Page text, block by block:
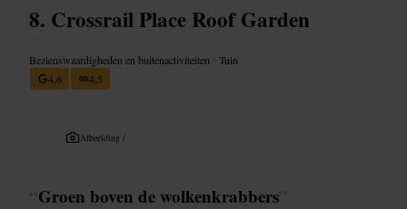
Crossrail Place Roof Garden
Bezienswaardigheden en buitenactiviteiten •Tuin
4,6
4,5
Afbeelding /
“Groen boven de wolkenkrabbers”